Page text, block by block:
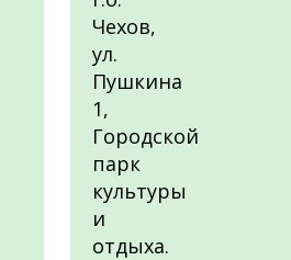
Чехов,
ул.
Пушкина
1,
Городской
парк
культуры
и
отдыха.